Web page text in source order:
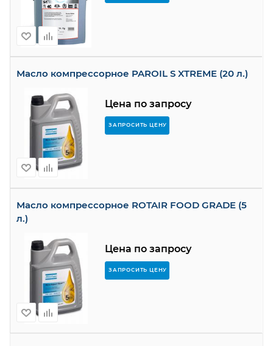
Масло компрессорное PAROIL S XTREME (20 л.)
Цена по запросу
ЗАПРОСИТЬ ЦЕНУ
Масло компрессорное ROTAIR FOOD GRADE (5
л.)
Цена по запросу
ЗАПРОСИТЬ ЦЕНУ